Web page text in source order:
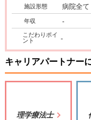
施設形態 病院全て
年収 -
こだわりポイ
ント
-
キャリアパートナー
理学療法士